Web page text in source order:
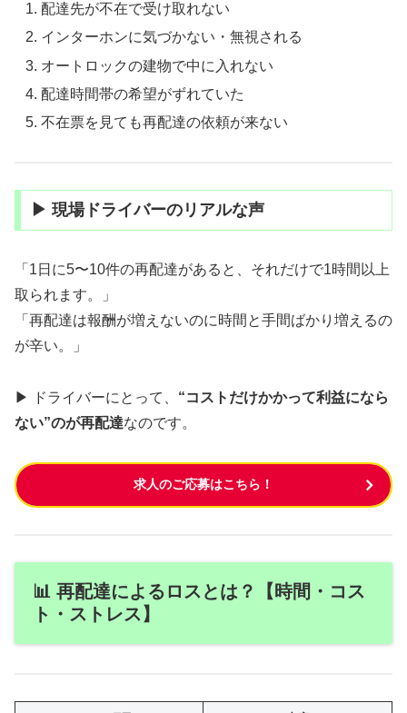
配達先が不在で受け取れない
インターホンに気づかない・無視される
オートロックの建物で中に入れない
配達時間帯の希望がずれていた
不在票を見ても再配達の依頼が来ない
▶ 現場ドライバーのリアルな声
「1日に5〜10件の再配達があると、それだけで1時間以上
取られます。」
「再配達は報酬が増えないのに時間と手間ばかり増えるの
が辛い。」
▶ ドライバーにとって、 “コストだけかかって利益になら
ない”のが再配達なのです。
求人のご応募はこちら！
📊 再配達によるロスとは？【時間・コス
ト・ストレス】